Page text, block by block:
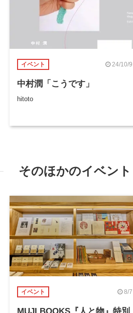
イベント 24/10/9
中村潤「こうです」
hitoto
そのほかのイベント
イベント 8/7
MUJI BOOKS『人と物』特別